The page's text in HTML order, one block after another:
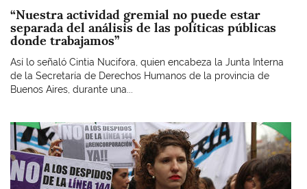
“Nuestra actividad gremial no puede estar
separada del análisis de las políticas públicas
donde trabajamos”
Así lo señaló Cintia Nucifora, quien encabeza la Junta Interna
de la Secretaría de Derechos Humanos de la provincia de
Buenos Aires, durante una...
Imagen